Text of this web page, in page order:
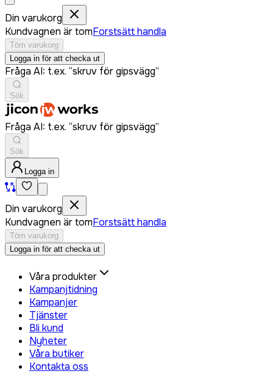
Din varukorg
Kundvagnen är tomForstsätt handla
Töm varukorg
Logga in för att checka ut
Fråga AI: t.ex. “skruv för gipsvägg”
Sök
Fråga AI: t.ex. “skruv för gipsvägg”
Sök
Logga in
Din varukorg
Kundvagnen är tomForstsätt handla
Töm varukorg
Logga in för att checka ut
Våra produkter
Kampanjtidning
Kampanjer
Tjänster
Bli kund
Nyheter
Våra butiker
Kontakta oss